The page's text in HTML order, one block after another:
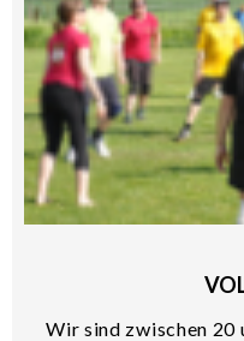
Wir sind zwischen 20